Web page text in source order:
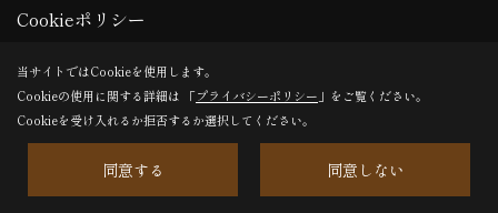
26. 2020年12月07日
Cookieポリシー
当サイトではCookieを使用します。
Cookieの使用に関する詳細は 「プライバシーポリシー 」をご覧ください。
Cookieを受け入れるか拒否するか選択してください。
同意する 同意しない